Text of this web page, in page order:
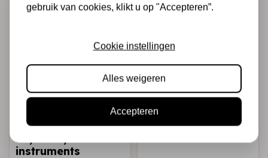
Rub-on cm
10,16x21,6 - Music
instruments
STAMPERIA
Die cuts assorted -
gebruik van cookies, klikt u op "Accepteren”.
Cookie instellingen
Alles weigeren
Accepteren